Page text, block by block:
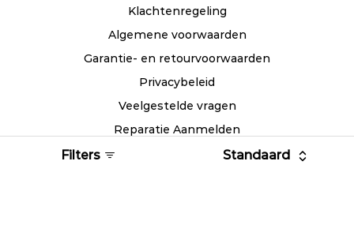
Filters Standaard
Klachtenregeling
Algemene voorwaarden
Garantie- en retourvoorwaarden
Privacybeleid
Veelgestelde vragen
Reparatie Aanmelden